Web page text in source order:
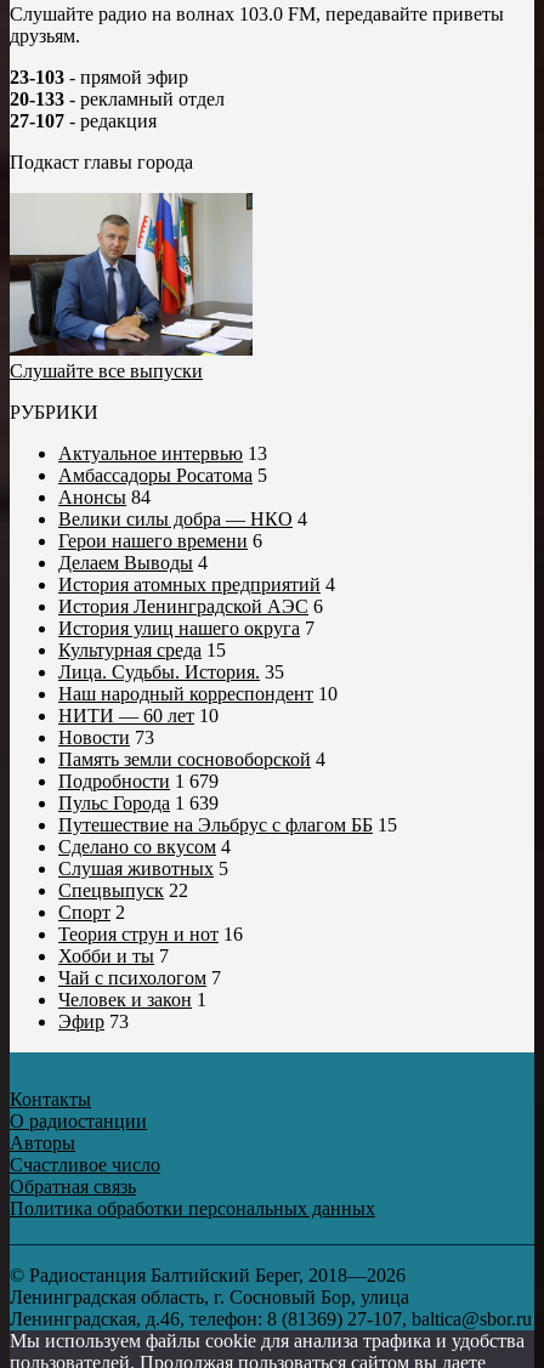
Слушайте радио на волнах 103.0 FM, передавайте приветы
друзьям.
23-103 - прямой эфир
20-133 - рекламный отдел
27-107 - редакция
Подкаст главы города
Слушайте все выпуски
РУБРИКИ
Актуальное интервью 13
Амбассадоры Росатома 5
Анонсы 84
Велики силы добра — НКО 4
Герои нашего времени 6
Делаем Выводы 4
История атомных предприятий 4
История Ленинградской АЭС 6
История улиц нашего округа 7
Культурная среда 15
Лица. Судьбы. История. 35
Наш народный корреспондент 10
НИТИ — 60 лет 10
Новости 73
Память земли сосновоборской 4
Подробности 1 679
Пульс Города 1 639
Путешествие на Эльбрус с флагом ББ 15
Сделано со вкусом 4
Слушая животных 5
Спецвыпуск 22
Спорт 2
Теория струн и нот 16
Хобби и ты 7
Чай с психологом 7
Человек и закон 1
Эфир 73
Контакты
О радиостанции
Авторы
Счастливое число
Обратная связь
Политика обработки персональных данных
© Радиостанция Балтийский Берег, 2018—2026
Ленинградская область, г. Сосновый Бор, улица
Ленинградская, д.46, телефон: 8 (81369) 27-107, baltica@sbor.ru
Мы используем файлы cookie для анализа трафика и удобства
пользователей. Продолжая пользоваться сайтом вы даете